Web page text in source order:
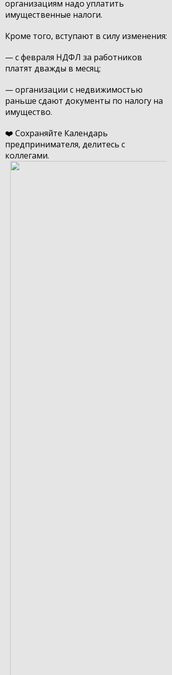
организациям надо уплатить
имущественные налоги.
Кроме того, вступают в силу изменения:
— с февраля НДФЛ за работников
платят дважды в месяц;
— организации с недвижимостью
раньше сдают документы по налогу на
имущество.
❤️ Сохраняйте Календарь
предпринимателя, делитесь с
коллегами.